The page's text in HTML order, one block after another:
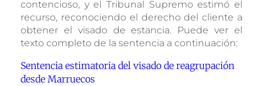
contencioso, y el Tribunal Supremo estimó el
recurso, reconociendo el derecho del cliente a
obtener el visado de estancia. Puede ver el
texto completo de la sentencia a continuación:
Sentencia estimatoria del visado de reagrupación
desde Marruecos